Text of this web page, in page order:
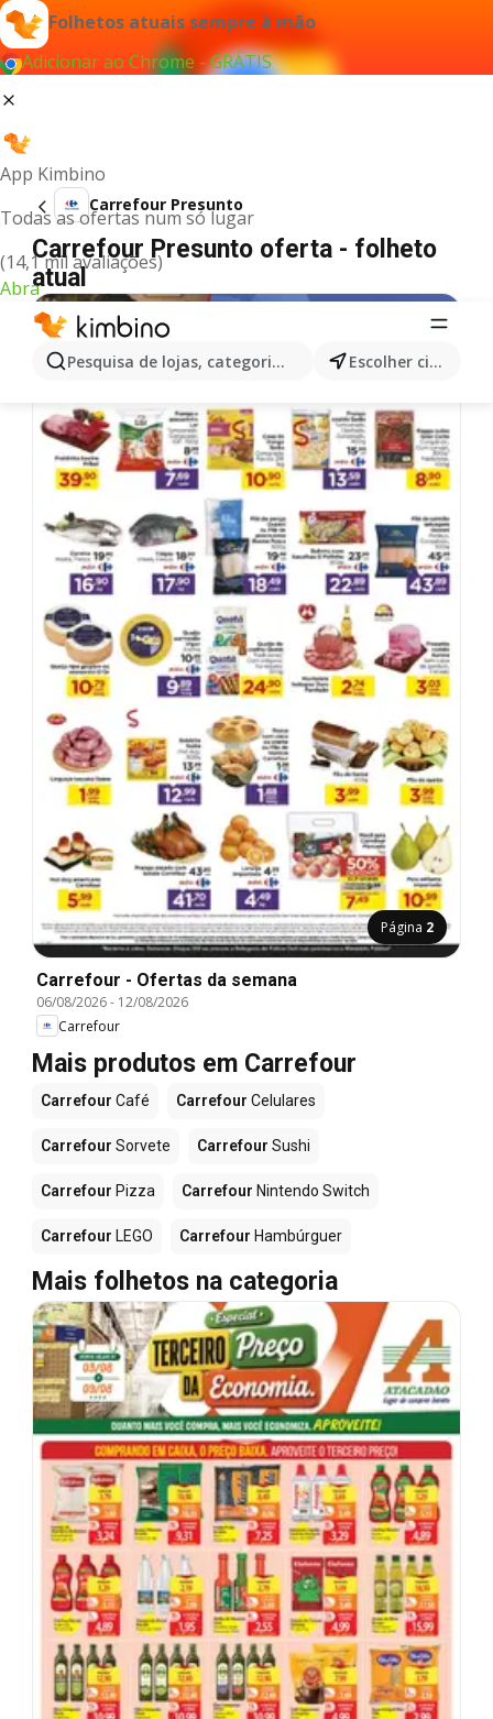
Folhetos atuais sempre à mão
Adicionar ao Chrome - GRÁTIS
App Kimbino
Todas as ofertas num só lugar
(14,1 mil avaliações)
Abra
Pesquisa de lojas, categorias,produtos... Escolher cidade
Carrefour Presunto
Carrefour Presunto oferta - folheto
atual
Página 2
Carrefour - Ofertas da semana
06/08/2026- 12/08/2026
Carrefour
Mais produtos em Carrefour
Carrefour Café Carrefour Celulares
Carrefour Sorvete Carrefour Sushi
Carrefour Pizza Carrefour Nintendo Switch
Carrefour LEGO Carrefour Hambúrguer
Mais folhetos na categoria